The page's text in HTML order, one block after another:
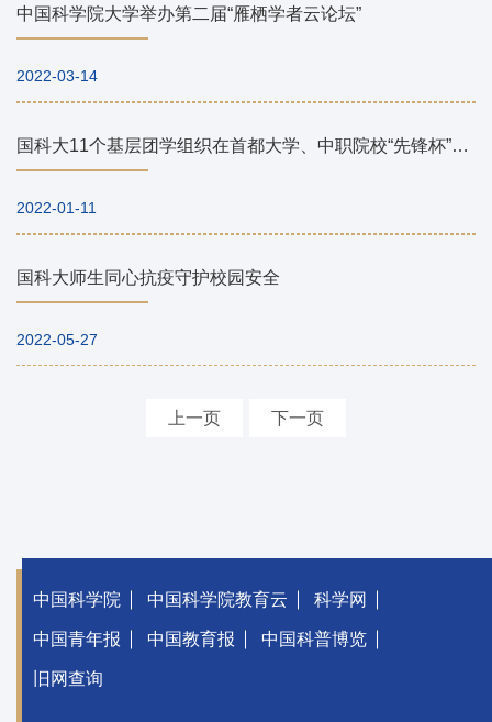
中国科学院大学举办第二届“雁栖学者云论坛”
2022-03-14
国科大11个基层团学组织在首都大学、中职院校“先锋杯”评选中获评优秀
2022-01-11
国科大师生同心抗疫守护校园安全
2022-05-27
上一页 下一页
中国科学院 中国科学院教育云 科学网
中国青年报 中国教育报 中国科普博览
旧网查询